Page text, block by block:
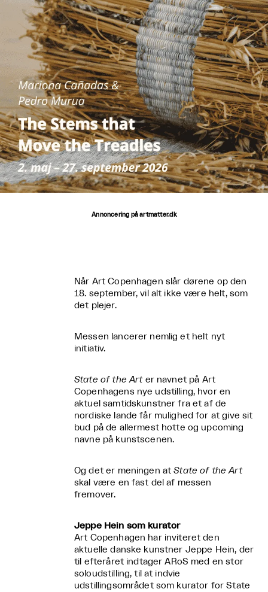
Annoncering på artmatter.dk
Når Art Copenhagen slår dørene op den
18. september, vil alt ikke være helt, som
det plejer.
Messen lancerer nemlig et helt nyt
initiativ.
State of the Arter navnet på Art
Copenhagens nye udstilling, hvor en
aktuel samtidskunstner fra et af de
nordiske lande får mulighed for at give sit
bud på de allermest hotte og upcoming
navne på kunstscenen.
Og det er meningen atState of the Art
skal være en fast del af messen
fremover.
Jeppe Hein som kurator
Art Copenhagen har inviteret den
aktuelle danske kunstner Jeppe Hein, der
til efteråret indtager ARoS med en stor
soloudstilling, til at indvie
udstillingsområdet som kurator for State